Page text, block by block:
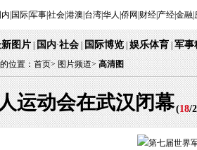
内 国际|军事|社会|港澳 台湾|华人 侨网 财经| 产经|金融|
图片|国内·社会|国际博览|娱乐体育 |军事
位置：首页>图片频道> 高清图
运动会在武汉闭幕(18/